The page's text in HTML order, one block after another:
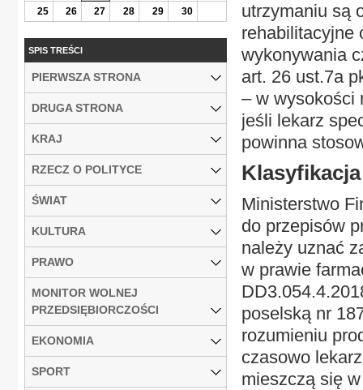
utrzymaniu są
rehabilitacyjne
wykonywania
art. 26 ust.7a
– w wysokości
jeśli lekarz
powinna
Ministerstwo
do przepisów
należy uznać
w prawie
poselską nr
rozumieniu
czasowo
mieszczą się
25
26 27 28 29 30
SPIS TREŚCI
PIERWSZA STRONA
DRUGA STRONA
KRAJ
RZECZ O POLITYCE
ŚWIAT
KULTURA
PRAWO
MONITOR WOLNEJ
PRZEDSIĘBIORCZOŚCI
EKONOMIA
SPORT